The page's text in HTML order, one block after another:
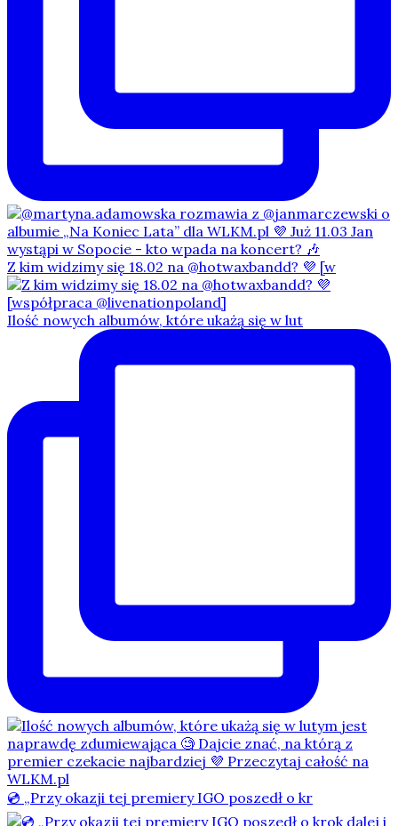
Z kim widzimy się 18.02 na @hotwaxbandd? 💜 [w
Ilość nowych albumów, które ukażą się w lut
💿 „Przy okazji tej premiery IGO poszedł o kr